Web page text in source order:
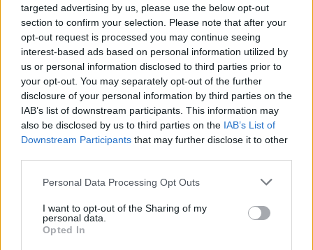
targeted advertising by us, please use the below opt-out
section to confirm your selection. Please note that after your
opt-out request is processed you may continue seeing
interest-based ads based on personal information utilized by
us or personal information disclosed to third parties prior to
your opt-out. You may separately opt-out of the further
disclosure of your personal information by third parties on the
IAB’s list of downstream participants. This information may
also be disclosed by us to third parties on the IAB’s List of
Downstream Participants that may further disclose it to other
Personal Data Processing Opt Outs
I want to opt-out of the Sharing of my
personal data.
Opted In
Και συνέχισε: «Επενδύουμε στις σχέσεις
εμπιστοσύνης με τους επαγγελματίες υγείας, καθώς
προτεραιότητά μας είναι να τους προσφέρουμε
καινοτόμα, ασφαλή και αποτελεσματικά προϊόντα και
πρόσβαση στην πλέον σύγχρονη θεωρητική και
πρακτική κατάρτιση για την ασφαλή και βέλτιστη
χρήση των σκευασμάτων μας. Είμαστε ευτυχείς που η
αφοσίωσή μας στην ποιότητα και στην καινοτομία
Medical Beauty Awards».